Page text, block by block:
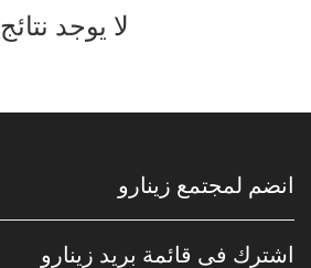
ﻻ يوجد نتائج
انضم لمجتمع زينارو
اشترك فى قائمة بريد زينارو